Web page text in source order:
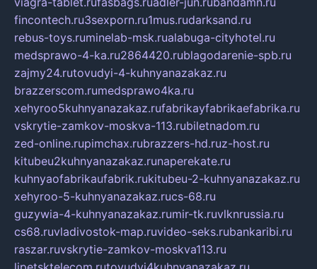
fincontech.ru3sexporn.ru1mus.rudarksand.ru
rebus-toys.ruminelab-msk.rualabuga-cityhotel.ru
medsprawo-4-ka.ru2864420.rublagodarenie-spb.ru
zajmy24.rutovudyi-4-kuhnyanazakaz.ru
brazzerscom.rumedsprawo4ka.ru
xehyroo5kuhnyanazakaz.rufabrikayfabrikaefabrika.ru
vskrytie-zamkov-moskva-113.rubiletnadom.ru
zed-online.rupimchax.rubrazzers-hd.ruz-host.ru
kitubeu2kuhnyanazakaz.runaperekate.ru
kuhnyaofabrikaufabrik.rukitubeu-2-kuhnyanazakaz.ru
xehyroo-5-kuhnyanazakaz.rucs-68.ru
guzywia-4-kuhnyanazakaz.rumir-tk.ruvlknrussia.ru
cs68.ruvladivostok-map.ruvideo-seks.rubankaribi.ru
raszar.ruvskrytie-zamkov-moskva113.ru